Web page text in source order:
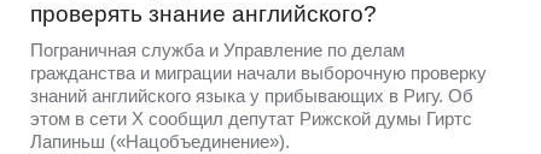
проверять знание английского?
Пограничная служба и Управление по делам
гражданства и миграции начали выборочную проверку
знаний английского языка у прибывающих в Ригу. Об
этом в сети Х сообщил депутат Рижской думы Гиртс
Лапиньш («Нацобъединение»).